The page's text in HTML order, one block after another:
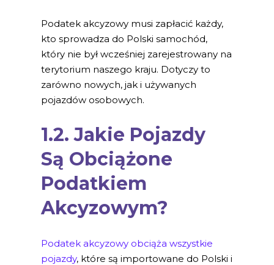
Podatek akcyzowy musi zapłacić każdy,
kto sprowadza do Polski samochód,
który nie był wcześniej zarejestrowany na
terytorium naszego kraju. Dotyczy to
zarówno nowych, jak i używanych
pojazdów osobowych.
1.2. Jakie Pojazdy
Są Obciążone
Podatkiem
Akcyzowym?
Podatek akcyzowy obciąża wszystkie
pojazdy, które są importowane do Polski i